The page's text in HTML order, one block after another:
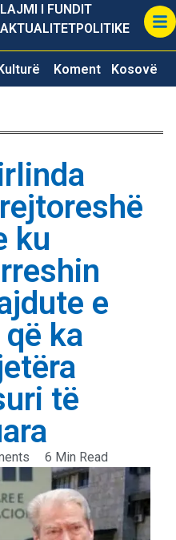
LAJMI I FUNDIT
AKTUALITETPOLITIKE
Koment Kosovë
ku
e
ka
të
6 Min Read